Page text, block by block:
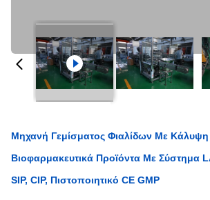
Μηχανή Γεμίσματος Φιαλίδων Με Κάλυψη
Βιοφαρμακευτικά Προϊόντα Με Σύστημα
SIP, CIP, Πιστοποιητικό CE GMP